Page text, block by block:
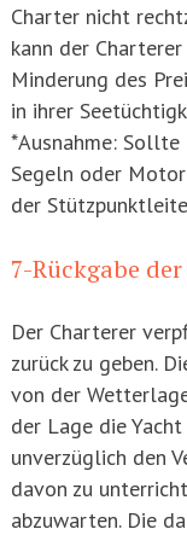
Charter nicht
kann der
Minderung des
in ihrer
*Ausnahme:
Segeln oder
der
7-Rückgabe
Der Charterer
zurück zu geben.
von der
der Lage die
unverzüglich den
davon zu
abzuwarten. Die